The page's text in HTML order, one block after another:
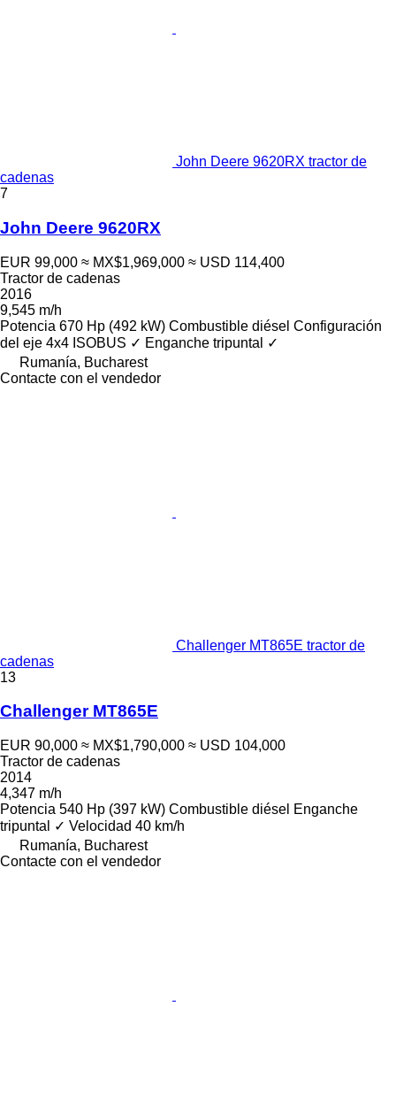
John Deere 9620RX tractor de
cadenas
7
John Deere 9620RX
EUR 99,000 ≈ MX$1,969,000 ≈ USD 114,400
Tractor de cadenas
2016
9,545 m/h
Potencia 670 Hp (492 kW) Combustible diésel Configuración
del eje 4x4 ISOBUS ✓ Enganche tripuntal
✓
Rumanía, Bucharest
Contacte con el vendedor
Challenger MT865E tractor de
cadenas
13
Challenger MT865E
EUR 90,000 ≈ MX$1,790,000 ≈ USD 104,000
Tractor de cadenas
2014
4,347 m/h
Potencia 540 Hp (397 kW) Combustible diésel Enganche
tripuntal
✓ Velocidad 40 km/h
Rumanía, Bucharest
Contacte con el vendedor